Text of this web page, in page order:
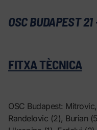
OSC BUDAPEST
FITXA TÈCNICA
OSC Budapest:
Randelovic (2), Burian